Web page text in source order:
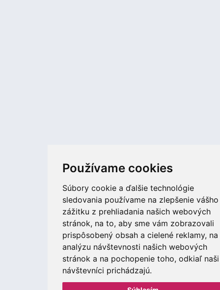
Používame cookies
Súbory cookie a ďalšie technológie
sledovania používame na zlepšenie vášho
zážitku z prehliadania našich webových
stránok, na to, aby sme vám zobrazovali
prispôsobený obsah a cielené reklamy, na
analýzu návštevnosti našich webových
stránok a na pochopenie toho, odkiaľ naši
návštevníci prichádzajú.